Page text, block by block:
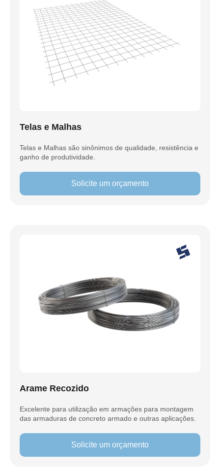
Telas e Malhas
Telas e Malhas são sinônimos de qualidade, resistência e
ganho de produtividade.
Solicite um orçamento
Arame Recozido
Excelente para utilização em armações para montagem
das armaduras de concreto armado e outras aplicações.
Solicite um orçamento